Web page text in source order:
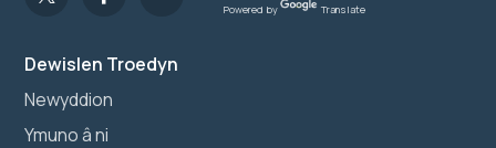
Dewislen Troedyn
Newyddion
Ymuno â ni
Powered by Translate